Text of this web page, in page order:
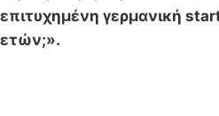
επιτυχημένη γερμανική
ετών;».